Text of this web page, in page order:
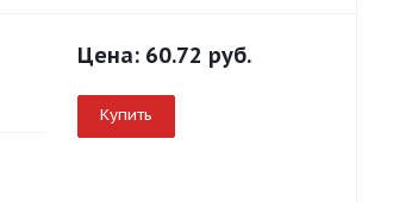
Цена: 60.72 руб.
Купить